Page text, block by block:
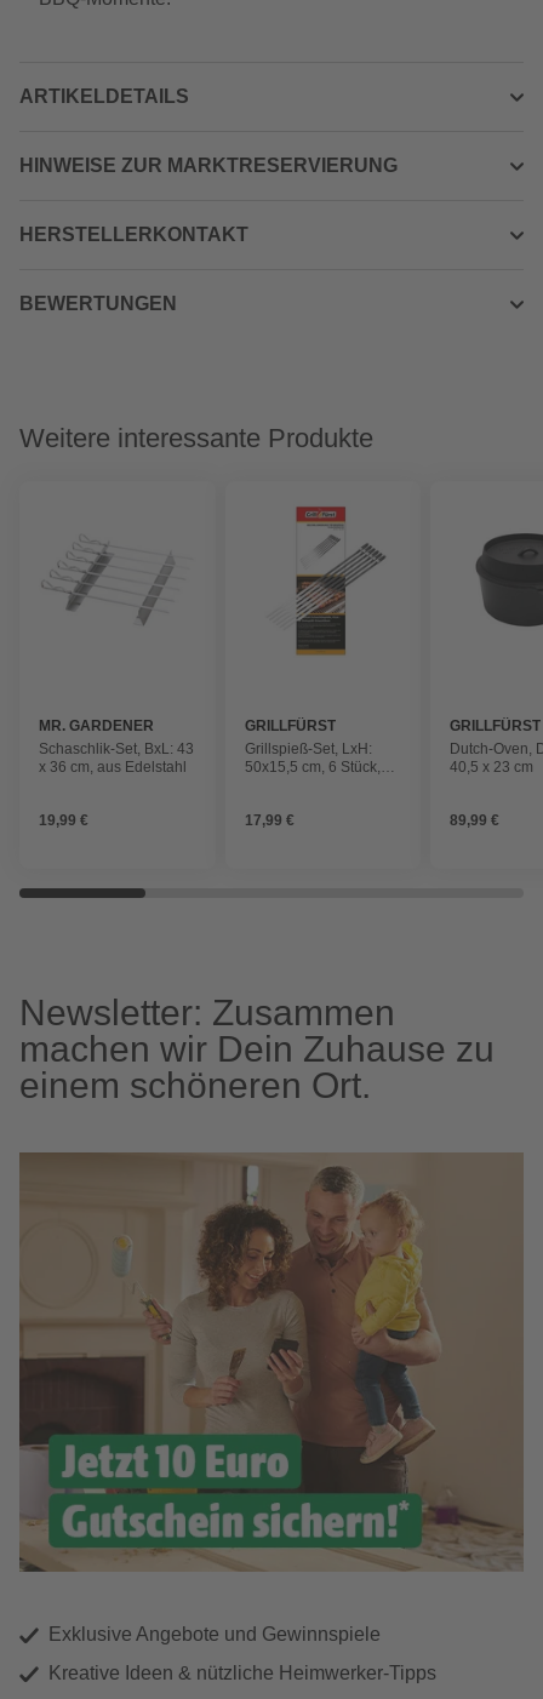
ARTIKELDETAILS
HINWEISE ZUR MARKTRESERVIERUNG
HERSTELLERKONTAKT
BEWERTUNGEN
Weitere interessante Produkte
MR. GARDENER
Schaschlik-Set, BxL: 43
x 36 cm, aus Edelstahl
19,99 €
GRILLFÜRST
Grillspieß-Set, LxH:
50x15,5 cm, 6 Stück,
17,99 €
GRILLFÜRST
Dutch-Oven,
40,5 x 23 cm
89,99 €
Newsletter: Zusammen
machen wir Dein Zuhause zu
einem schöneren Ort.
Exklusive Angebote und Gewinnspiele
Kreative Ideen & nützliche Heimwerker-Tipps